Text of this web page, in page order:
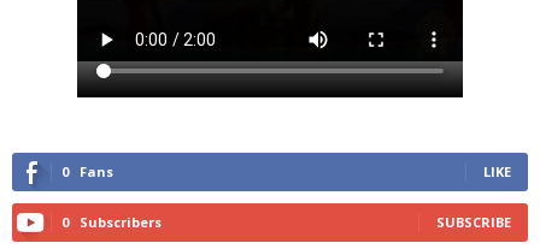
0 Fans LIKE
0 Subscribers SUBSCRIBE